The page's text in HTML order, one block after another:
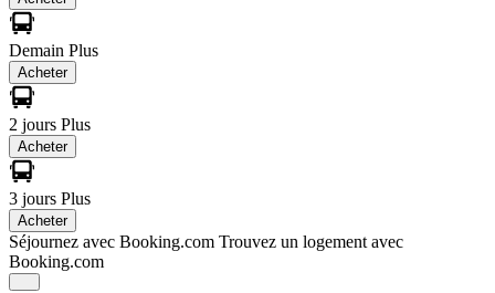
Demain Plus
Acheter
2 jours Plus
Acheter
3 jours Plus
Acheter
Séjournez avec Booking.com Trouvez un logement avec
Booking.com